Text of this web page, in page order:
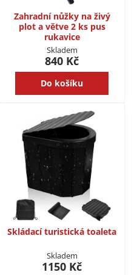
Zahradní nůžky na živý
plot a větve 2 ks pus
rukavice
Skladem
840 Kč
Do košíku
Skládací turistická toaleta
Skladem
1150 Kč